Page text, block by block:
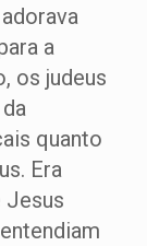
a
os judeus
quanto
Era
Jesus